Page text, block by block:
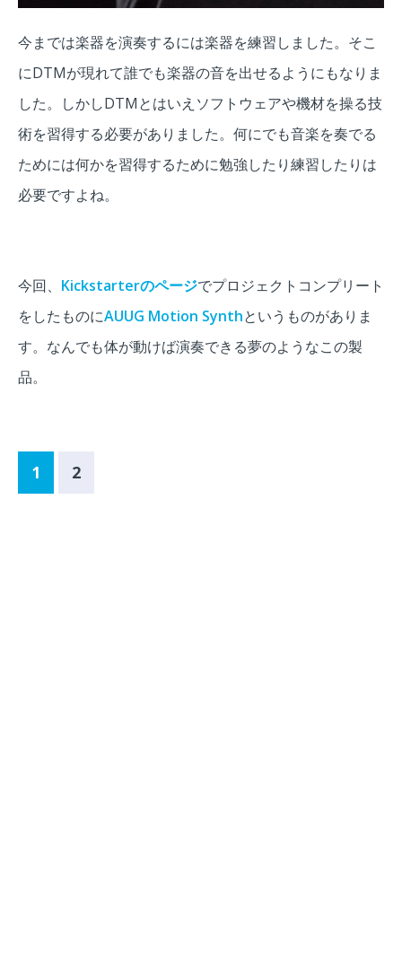
今までは楽器を演奏するには楽器を練習しました。そこ
にDTMが現れて誰でも楽器の音を出せるようにもなりま
した。しかしDTMとはいえソフトウェアや機材を操る技
術を習得する必要がありました。何にでも音楽を奏でる
ためには何かを習得するために勉強したり練習したりは
必要ですよね。
今回、 Kickstarterのページでプロジェクトコンプリート
をしたものにAUUG Motion Synthというものがありま
す。なんでも体が動けば演奏できる夢のようなこの製
品。
1 2